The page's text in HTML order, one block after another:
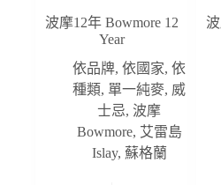
波摩12年 Bowmore 12
Year
依品牌,依國家,依
種類, 單一純麥, 威
士忌, 波摩
Bowmore, 艾雷島
Islay, 蘇格蘭